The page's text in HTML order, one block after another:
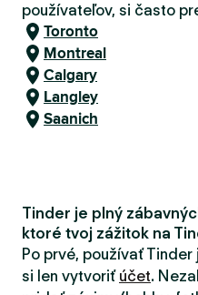
používateľov, si často
Toronto
Montreal
Calgary
Langley
Saanich
Tinder je plný
ktoré tvoj zážitok na
Po prvé, používať
si len vytvoriť účet.